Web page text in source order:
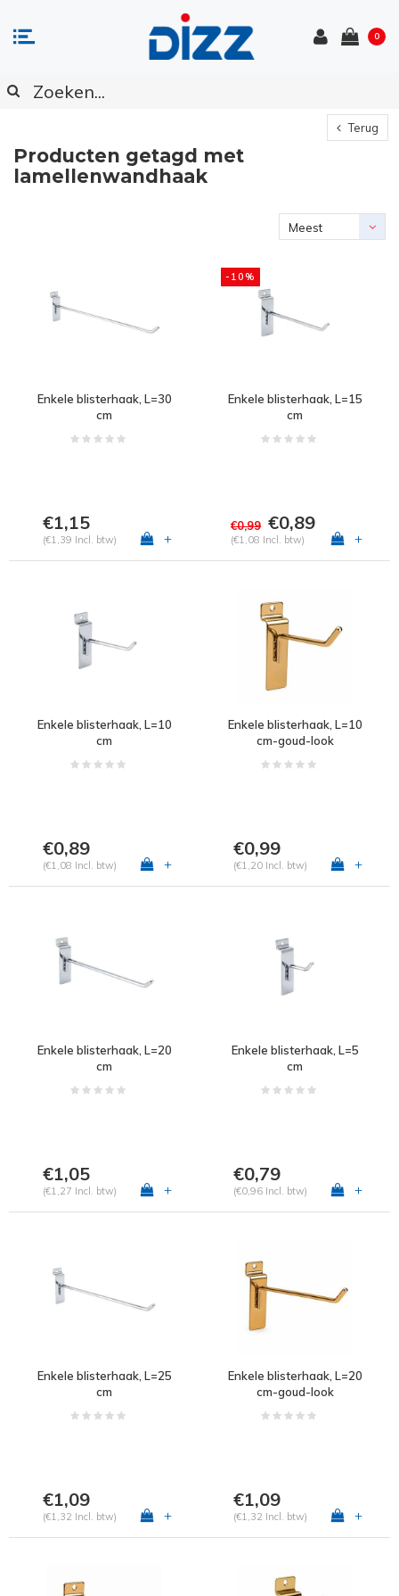
0
Terug
Producten getagd met
lamellenwandhaak
Meest
Enkele blisterhaak, L=30
cm
€1,15
(€1,39 Incl. btw) +
-10%
Enkele blisterhaak, L=15
cm
€0,99 €0,89
(€1,08 Incl. btw) +
Enkele blisterhaak, L=10
cm
€0,89
(€1,08 Incl. btw) +
Enkele blisterhaak, L=10
cm-goud-look
€0,99
(€1,20 Incl. btw) +
Enkele blisterhaak, L=20
cm
€1,05
(€1,27 Incl. btw) +
Enkele blisterhaak, L=5
cm
€0,79
(€0,96 Incl. btw) +
Enkele blisterhaak, L=25
cm
€1,09
(€1,32 Incl. btw) +
Enkele blisterhaak, L=20
cm-goud-look
€1,09
(€1,32 Incl. btw) +